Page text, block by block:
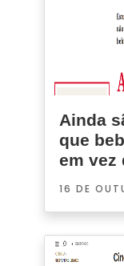
Ainda
que
em vez
16 DE